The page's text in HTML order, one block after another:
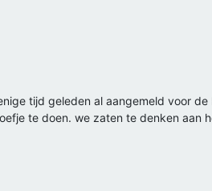
tijd geleden al aangemeld voor
te doen. we zaten te denken aan